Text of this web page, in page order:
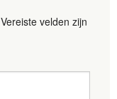
Vereiste velden zijn